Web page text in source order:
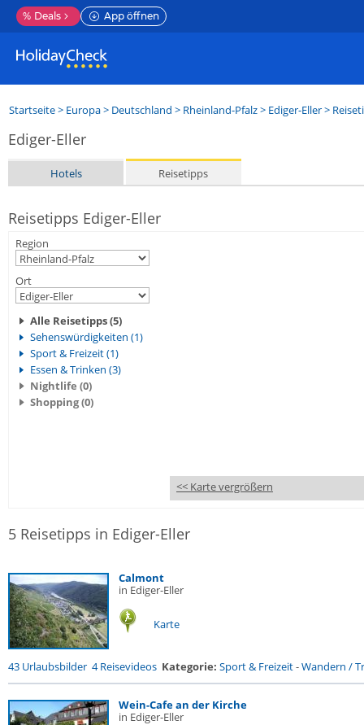
% Deals App öffnen
Startseite> Europa> Deutschland > Rheinland-Pfalz> Ediger-Eller>
Ediger-Eller
Hotels Reisetipps
Reisetipps Ediger-Eller
Region
Ort
Alle Reisetipps (5)
Sehenswürdigkeiten (1)
Sport & Freizeit (1)
Essen & Trinken (3)
Nightlife (0)
Shopping (0)
<< Karte vergrößern
5 Reisetipps in Ediger-Eller
Calmont
in Ediger-Eller
Karte
43 Urlaubsbilder 4 Reisevideos Kategorie: Sport & Freizeit-Wandern /
Wein-Cafe an der Kirche
in Ediger-Eller